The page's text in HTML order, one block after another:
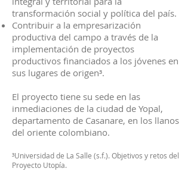
transformación social y política del país.
Contribuir a la empresarización
productiva del campo a través de la
implementación de proyectos
productivos financiados a los jóvenes en
sus lugares de origen³.
El proyecto tiene su sede en las
inmediaciones de la ciudad de Yopal,
departamento de Casanare, en los llanos
del oriente colombiano.
³Universidad de La Salle (s.f.). Objetivos y retos del
Proyecto Utopía.